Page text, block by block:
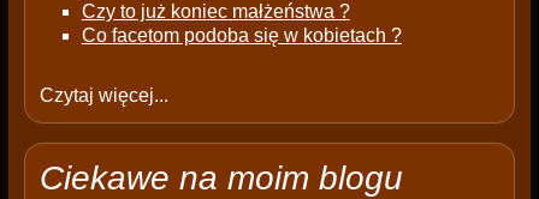
Czy to już koniec małżeństwa ?
Co facetom podoba się w kobietach ?
Czytaj więcej...
Ciekawe na moim blogu